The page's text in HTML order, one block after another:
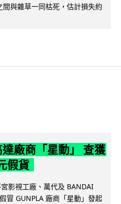
與雜草一同枯死，估計損失約
廠商「星動」 查獲
假貨
影視工廠、萬代及 BANDAI
冒 GUNPLA 廠商「星動」發起